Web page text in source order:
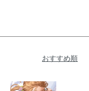
おすすめ順